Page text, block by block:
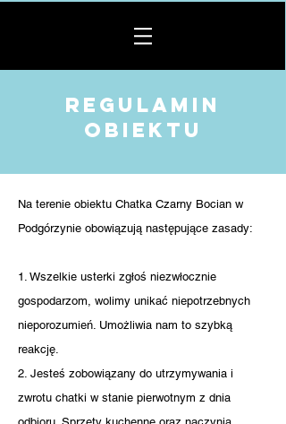
regulamin
obiektu
Na terenie obiektu Chatka Czarny Bocian w
Podgórzynie obowiązują następujące zasady:
1. Wszelkie usterki zgłoś niezwłocznie
gospodarzom, wolimy unikać niepotrzebnych
nieporozumień. Umożliwia nam to szybką
reakcję.
2. Jesteś zobowiązany do utrzymywania i
zwrotu chatki w stanie pierwotnym z dnia